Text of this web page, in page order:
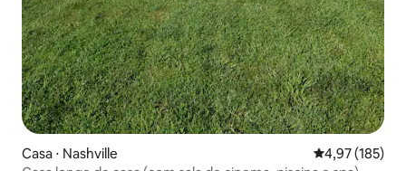
Casa ⋅ Nashville 4,97 de uma
4,97 (185)